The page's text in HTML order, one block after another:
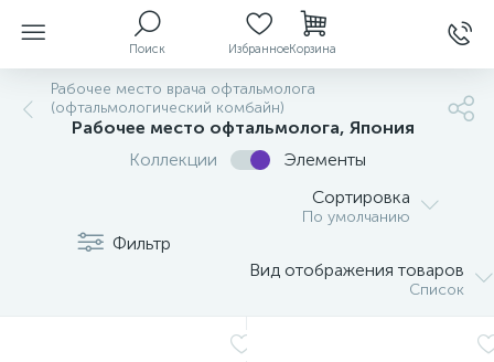
Поиск ИзбранноеКорзина
Рабочее место врача офтальмолога
(офтальмологический комбайн)
Рабочее место офтальмолога, Япония
Коллекции
Элементы
Фильтр
Сортировка
По умолчанию
Вид отображения товаров
Список